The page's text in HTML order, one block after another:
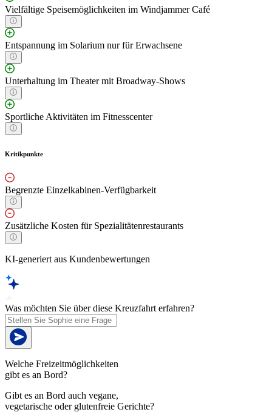
Vielfältige Speisemöglichkeiten im Windjammer Café
Entspannung im Solarium nur für Erwachsene
Unterhaltung im Theater mit Broadway-Shows
Sportliche Aktivitäten im Fitnesscenter
Kritikpunkte
Begrenzte Einzelkabinen-Verfügbarkeit
Zusätzliche Kosten für Spezialitätenrestaurants
KI-generiert aus Kundenbewertungen
Was möchten Sie über diese Kreuzfahrt erfahren?
Welche Freizeitmöglichkeiten
gibt es an Bord?
Gibt es an Bord auch vegane,
vegetarische oder glutenfreie Gerichte?